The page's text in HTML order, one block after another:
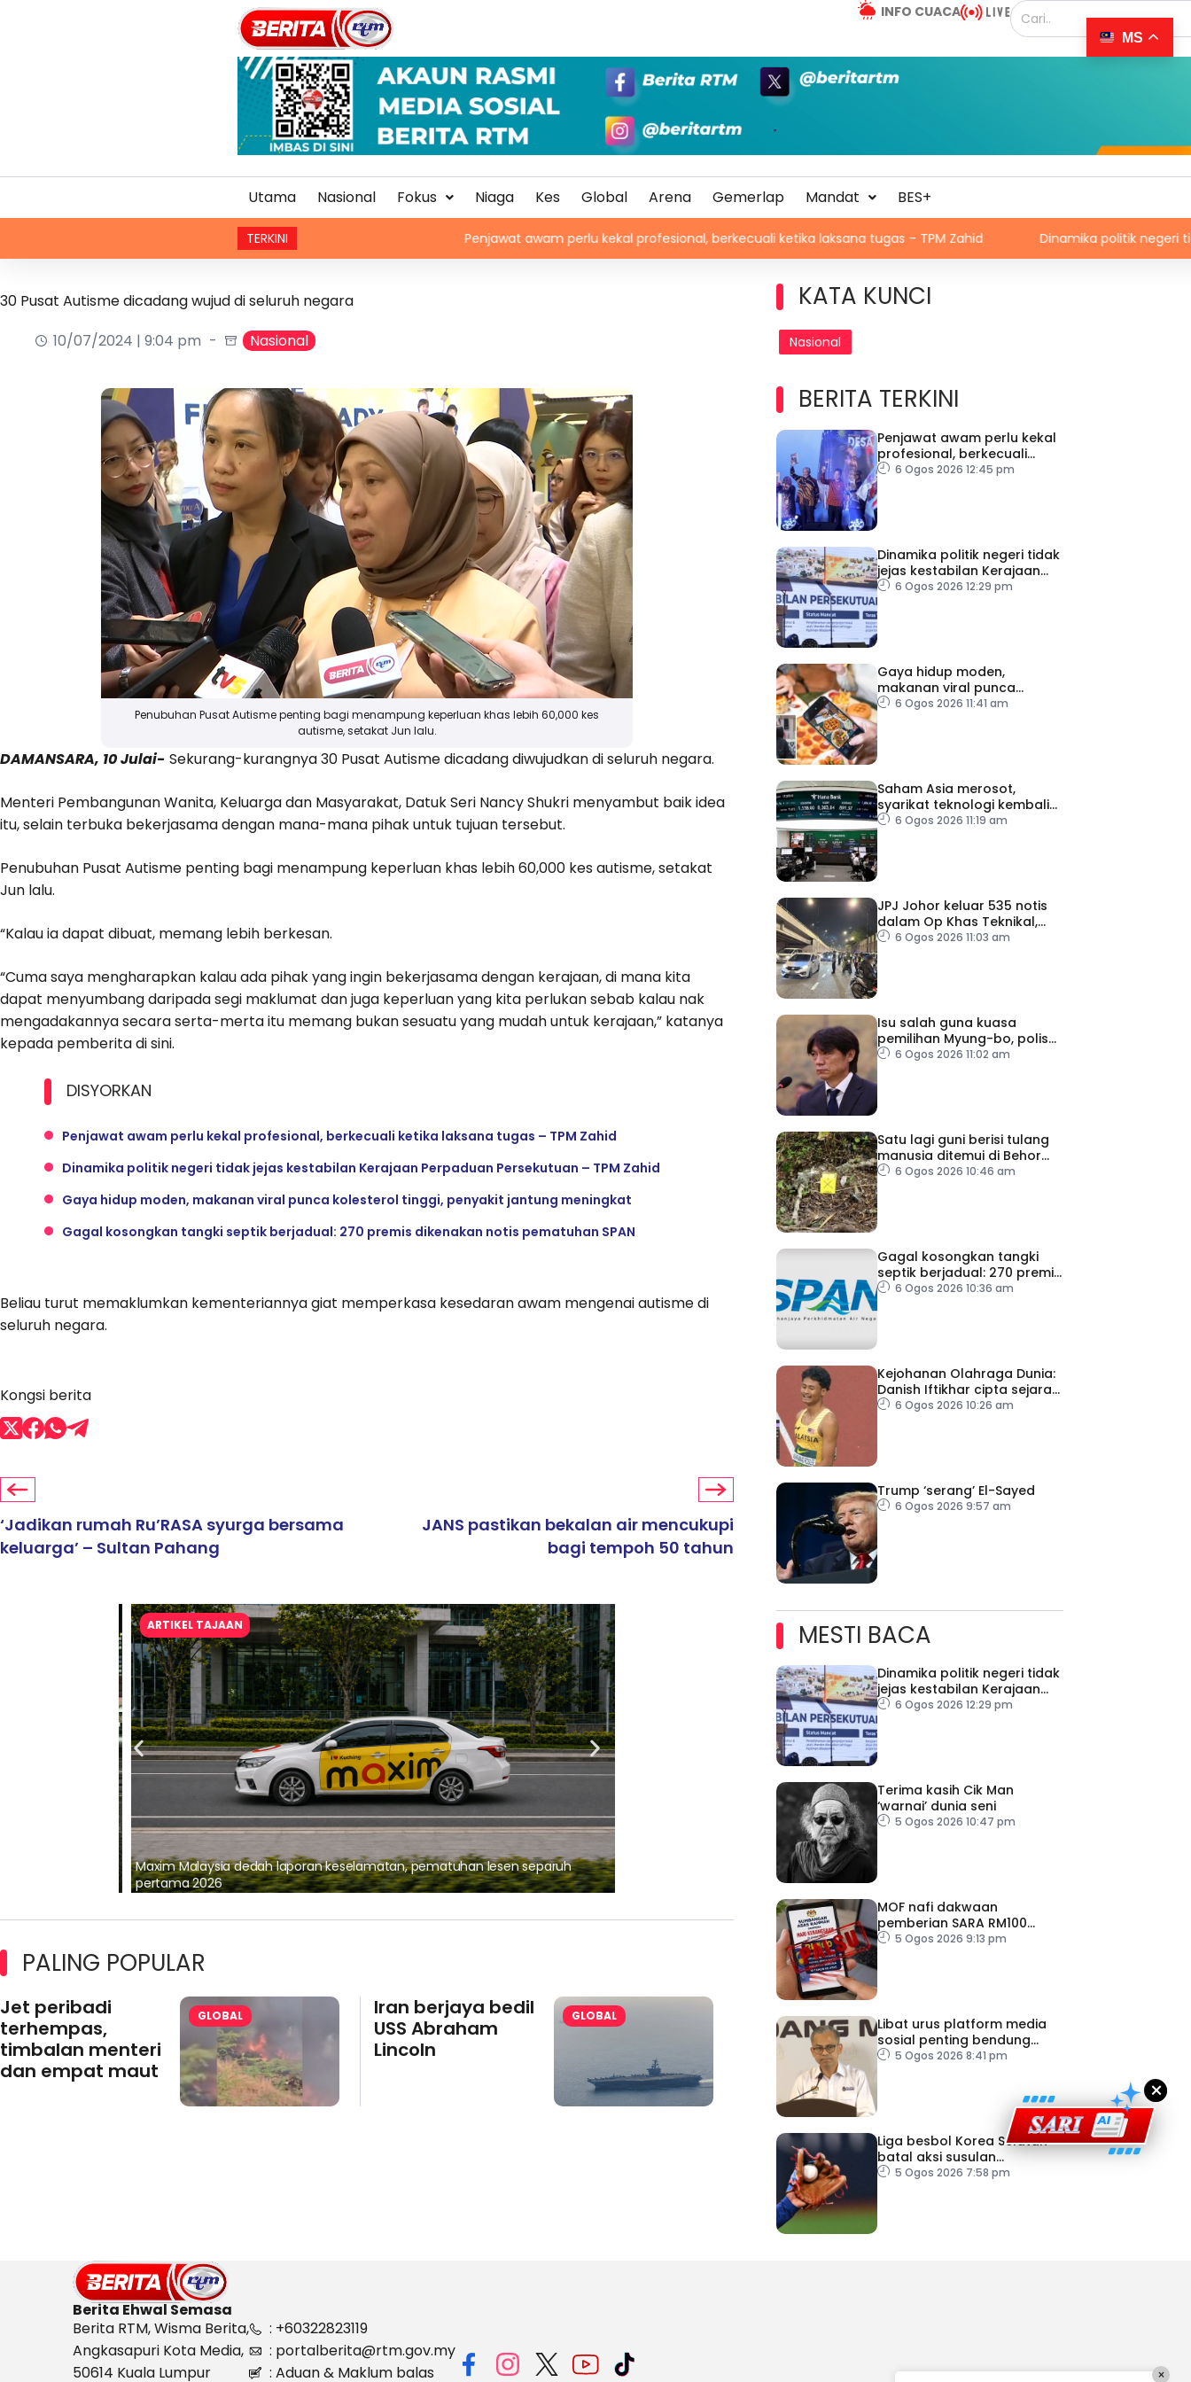
INFO CUACA
Utama Nasional Fokus Niaga Kes Global Arena Gemerlap Mandat BES+
TERKINI Penjawat awam perlu kekal profesional, berkecuali ketika laksana tugas – TPM Zahid Dinamika politik negeri tidak jejas
30 Pusat Autisme dicadang wujud di seluruh negara
10/07/2024 | 9:04 pm
Nasional
Penubuhan Pusat Autisme penting bagi menampung keperluan khas lebih 60,000 kes
autisme, setakat Jun lalu.
DAMANSARA, 10 Julai- Sekurang-kurangnya 30 Pusat Autisme dicadang diwujudkan di seluruh negara.
Menteri Pembangunan Wanita, Keluarga dan Masyarakat, Datuk Seri Nancy Shukri menyambut baik idea
itu, selain terbuka bekerjasama dengan mana-mana pihak untuk tujuan tersebut.
Penubuhan Pusat Autisme penting bagi menampung keperluan khas lebih 60,000 kes autisme, setakat
Jun lalu.
“Kalau ia dapat dibuat, memang lebih berkesan.
“Cuma saya mengharapkan kalau ada pihak yang ingin bekerjasama dengan kerajaan, di mana kita
dapat menyumbang daripada segi maklumat dan juga keperluan yang kita perlukan sebab kalau nak
mengadakannya secara serta-merta itu memang bukan sesuatu yang mudah untuk kerajaan,” katanya
kepada pemberita di sini.
DISYORKAN
Penjawat awam perlu kekal profesional, berkecuali ketika laksana tugas – TPM Zahid
Dinamika politik negeri tidak jejas kestabilan Kerajaan Perpaduan Persekutuan – TPM Zahid
Gaya hidup moden, makanan viral punca kolesterol tinggi, penyakit jantung meningkat
Gagal kosongkan tangki septik berjadual: 270 premis dikenakan notis pematuhan SPAN
Beliau turut memaklumkan kementeriannya giat memperkasa kesedaran awam mengenai autisme di
seluruh negara.
Kongsi berita
‘Jadikan rumah Ru’RASA syurga bersama
keluarga’ – Sultan Pahang
JANS pastikan bekalan air mencukupi
bagi tempoh 50 tahun
ARTIKEL TAJAAN
Maxim Malaysia dedah laporan keselamatan, pematuhan lesen separuh
pertama 2026
Ajinomoto (Malaysia) Berhad Perkasa SCORE Marathon 2026 Melalui Kerjasama
aminoVITAL® Bersama Pempengaruh Larian Antarabangsa
PALING POPULAR
Jet peribadi
terhempas,
timbalan menteri
dan empat maut
GLOBAL
Iran berjaya bedil
USS Abraham
Lincoln
GLOBAL
KATA KUNCI
Nasional
BERITA TERKINI
Penjawat awam perlu kekal
profesional, berkecuali
ketika laksana tugas – TPM
6 Ogos 2026 12:45 pm
Dinamika politik negeri tidak
jejas kestabilan Kerajaan
Perpaduan Persekutuan –
6 Ogos 2026 12:29 pm
Gaya hidup moden,
makanan viral punca
kolesterol tinggi, penyakit
6 Ogos 2026 11:41 am
Saham Asia merosot,
syarikat teknologi kembali
tertekan
6 Ogos 2026 11:19 am
JPJ Johor keluar 535 notis
dalam Op Khas Teknikal,
Lampu HID
6 Ogos 2026 11:03 am
Isu salah guna kuasa
pemilihan Myung-bo, polis
gempur pejabat KFA
6 Ogos 2026 11:02 am
Satu lagi guni berisi tulang
manusia ditemui di Behor
Mali, disiasat sebagai kes
6 Ogos 2026 10:46 am
Gagal kosongkan tangki
septik berjadual: 270 premis
dikenakan notis pematuhan
6 Ogos 2026 10:36 am
Kejohanan Olahraga Dunia:
Danish Iftikhar cipta sejarah
mara ke final 100m
6 Ogos 2026 10:26 am
Trump ‘serang’ El-Sayed
6 Ogos 2026 9:57 am
MESTI BACA
Dinamika politik negeri tidak
jejas kestabilan Kerajaan
Perpaduan Persekutuan –
6 Ogos 2026 12:29 pm
Terima kasih Cik Man
‘warnai’ dunia seni
5 Ogos 2026 10:47 pm
MOF nafi dakwaan
pemberian SARA RM100
sempena Hari Kebangsaan
5 Ogos 2026 9:13 pm
Libat urus platform media
sosial penting bendung
perbuatan ‘copycat’
5 Ogos 2026 8:41 pm
Liga besbol Korea Selatan
batal aksi susulan
gelombang haba
5 Ogos 2026 7:58 pm
×
Berita Ehwal Semasa
Berita RTM, Wisma Berita,
Angkasapuri Kota Media,
50614 Kuala Lumpur
: +60322823119
: portalberita@rtm.gov.my
: Aduan & Maklum balas
MS
×